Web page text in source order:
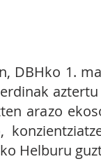
DBHko 1.
arazo
Helburu